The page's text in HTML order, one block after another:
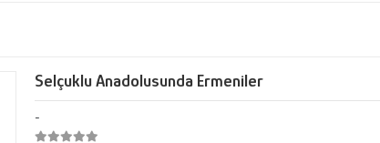
Selçuklu Anadolusunda Ermeniler
-